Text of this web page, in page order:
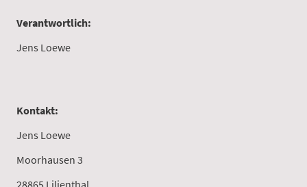
Verantwortlich:
Jens Loewe
Kontakt:
Jens Loewe
Moorhausen 3
28865 Lilienthal